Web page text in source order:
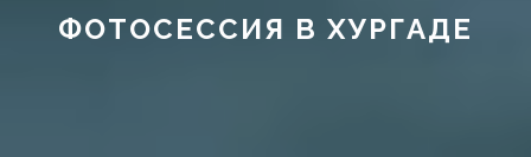
ФОТОСЕССИЯ В ХУРГАДЕ